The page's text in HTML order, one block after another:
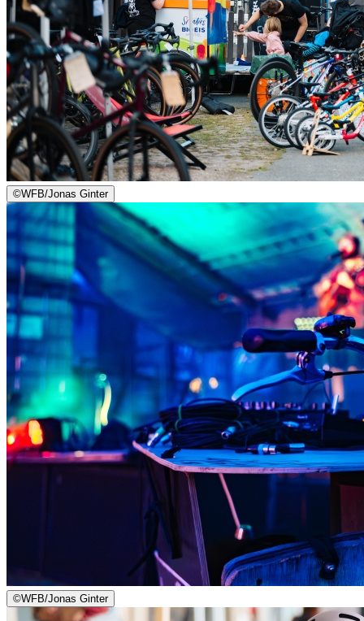
©WFB/Jonas Ginter
©WFB/Jonas Ginter